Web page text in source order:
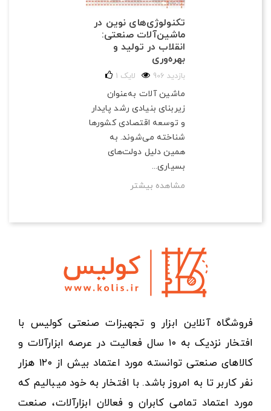
تکنولوژی‌های نوین در
ماشین‌آلات صنعتی:
انقلاب در تولید و
بهره‌وری
906 بازدید 1 لایک
ماشین آلات به‌عنوان
زیربنای بنیادی رشد پایدار
و توسعه اقتصادی کشورها
شناخته می‌شوند. به
همین دلیل دولت‌های
بسیاری...
مشاهده بیشتر
فروشگاه آنلاین ابزار و تجهیزات صنعتی کولیس با
افتخار نزدیک به ۱۰ سال فعالیت در عرصه ابزارآلات و
کالاهای صنعتی توانسته مورد اعتماد بیش از ۱۲۰ هزار
نفر کاربر تا به امروز باشد. با افتخار به خود میبالیم که
مورد اعتماد تمامی کابران و فعالان ابزارآلات، صنعت